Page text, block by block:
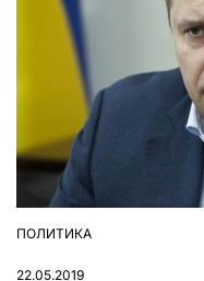
ОПУБЛІКУВАТИ
ПОЛИТИКА
22.05.2019